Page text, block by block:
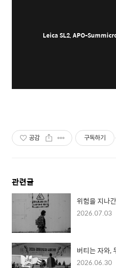
Leica SL2, APO-
공감 구독하기
관련글
위험을 지나
2026.07.03
버티는 자와,
2026.06.30